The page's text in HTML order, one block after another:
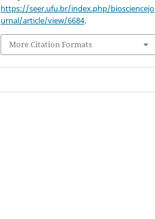
https://seer.ufu.br/index.php/biosciencejo
urnal/article/view/6684.
More Citation Formats